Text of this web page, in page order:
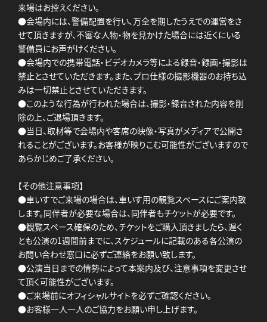
来場はお控えください。
●会場内には、警備配置を行い、万全を期したうえでの運営をさ
せて頂きますが、不審な人物・物を見かけた場合には近くにいる
警備員にお声がけください。
●会場内での携帯電話・ビデオカメラ等による録音・録画・撮影は
禁止とさせていただきます。また、プロ仕様の撮影機器のお持ち込
みは一切禁止とさせていただきます。
●このような行為が行われた場合は、撮影・録音された内容を削
除の上、ご退場頂きます。
●当日、取材等で会場内や客席の映像・写真がメディアで公開さ
れることがございます。お客様が映りこむ可能性がございますので
あらかじめご了承ください。
【その他注意事項】
●車いすでご来場の場合は、車いす用の観覧スペースにご案内致
します。同伴者が必要な場合は、同伴者もチケットが必要です。
●観覧スペース確保のため、チケットをご購入頂きましたら、遅く
とも公演の1週間前までに、スケジュールに記載のある各公演の
お問い合わせ窓口に必ずご連絡をお願い致します。
●公演当日までの情勢によって本案内及び、注意事項を変更させ
て頂く可能性がございます。
●ご来場前にオフィシャルサイトを必ずご確認ください。
●お客様一人一人のご協力をお願い申し上げます。